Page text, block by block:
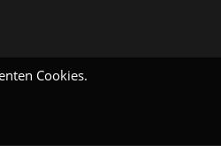
Cookies.